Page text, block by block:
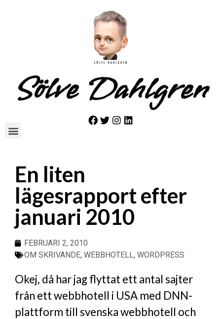
Sölve Dahlgren
En liten
lägesrapport efter
januari 2010
FEBRUARI 2, 2010
OM SKRIVANDE, WEBBHOTELL, WORDPRESS
Okej, då har jag flyttat ett antal sajter
från ett webbhotell i USA med DNN-
plattform till svenska webbhotell och